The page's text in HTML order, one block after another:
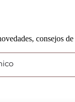
consejos